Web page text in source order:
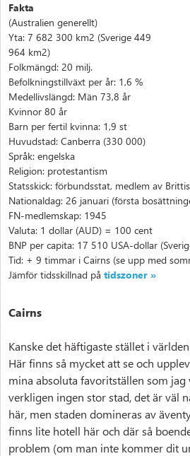
Fakta
(Australien generellt)
Yta: 7 682 300 km2 (Sverige 449
964 km2)
Folkmängd: 20 milj.
Befolkningstillväxt per år: 1,6 %
Medellivslängd: Män 73,8 år
Kvinnor 80 år
Barn per fertil kvinna: 1,9 st
Huvudstad: Canberra (330 000)
Språk: engelska
Religion: protestantism
Statsskick: förbundsstat, medlem av
Nationaldag: 26 januari (första
FN-medlemskap: 1945
Valuta: 1 dollar (AUD) = 100 cent
BNP per capita: 17 510 USA-dollar
Tid: + 9 timmar i Cairns (se upp med
Jämför tidsskillnad påtidszoner »
Cairns
Kanske det häftigaste stället i
Här finns så mycket att se och
mina absoluta favoritställen som jag
verkligen ingen stor stad, det är väl
här, men staden domineras av
finns lite hotell här och där så
problem (om man inte kommer dit